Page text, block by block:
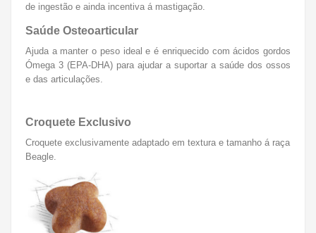
de ingestão e ainda incentiva á mastigação.
Saúde Osteoarticular
Ajuda a manter o peso ideal e é enriquecido com ácidos gordos
Ómega 3 (EPA-DHA) para ajudar a suportar a saúde dos ossos
e das articulações.
Croquete Exclusivo
Croquete exclusivamente adaptado em textura e tamanho á raça
Beagle.